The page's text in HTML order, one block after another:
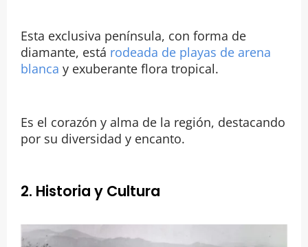
Esta exclusiva península, con forma de
diamante, está rodeada de playas de arena
blanca y exuberante flora tropical.
Es el corazón y alma de la región, destacando
por su diversidad y encanto.
2. Historia y Cultura